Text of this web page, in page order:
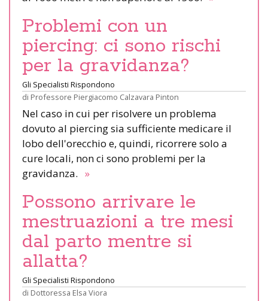
Problemi con un
piercing: ci sono rischi
per la gravidanza?
Gli Specialisti Rispondono
di Professore Piergiacomo Calzavara Pinton
Nel caso in cui per risolvere un problema
dovuto al piercing sia sufficiente medicare il
lobo dell'orecchio e, quindi, ricorrere solo a
cure locali, non ci sono problemi per la
gravidanza. »
Possono arrivare le
mestruazioni a tre mesi
dal parto mentre si
allatta?
Gli Specialisti Rispondono
di Dottoressa Elsa Viora